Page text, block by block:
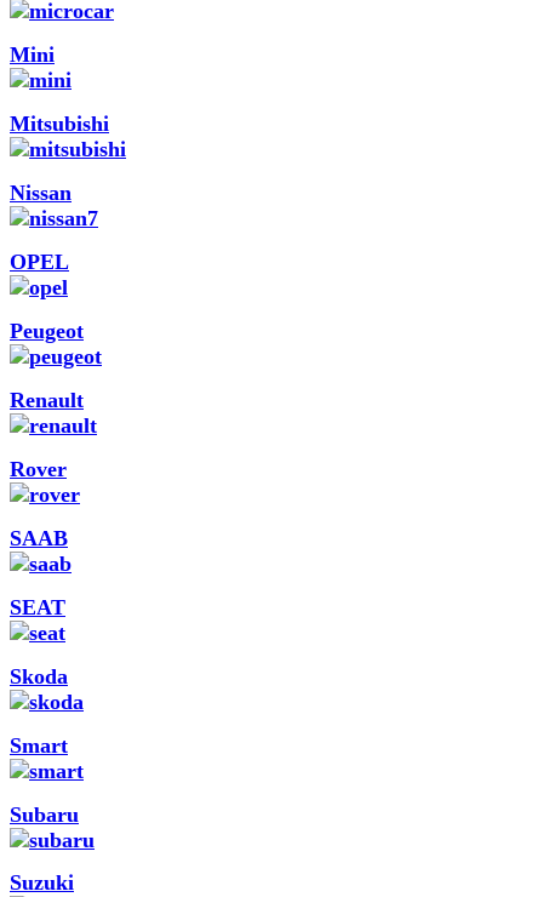
Mini
Mitsubishi
Nissan
OPEL
Peugeot
Renault
Rover
SAAB
SEAT
Skoda
Smart
Subaru
Suzuki